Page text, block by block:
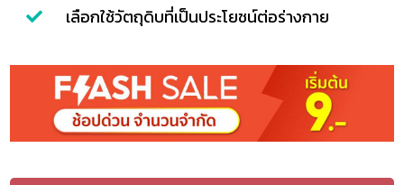
เลือกใช้วัตถุดิบที่เป็นประโยชน์ต่อร่างกาย